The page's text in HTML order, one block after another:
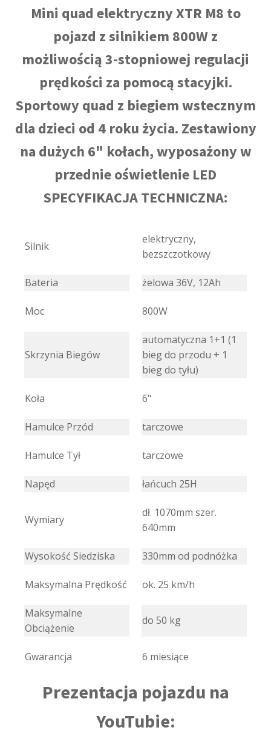
Mini quad elektryczny XTR M8 to
pojazd z silnikiem 800W z
możliwością 3-stopniowej regulacji
prędkości za pomocą stacyjki.
Sportowy quad z biegiem wstecznym
dla dzieci od 4 roku życia. Zestawiony
na dużych 6" kołach, wyposażony w
przednie oświetlenie LED
SPECYFIKACJA TECHNICZNA:
Silnik
elektryczny,
bezszczotkowy
Bateria żelowa 36V, 12Ah
Moc 800W
Skrzynia Biegów
automatyczna 1+1 (1
bieg do przodu + 1
bieg do tyłu)
Koła 6"
Hamulce Przód tarczowe
Hamulce Tył tarczowe
Napęd łańcuch 25H
Wymiary
dł. 1070mm szer.
640mm
Wysokość Siedziska 330mm od podnóżka
Maksymalna Prędkość ok. 25 km/h
Maksymalne
Obciążenie
do 50 kg
Gwarancja 6 miesiące
Prezentacja pojazdu na
YouTubie: